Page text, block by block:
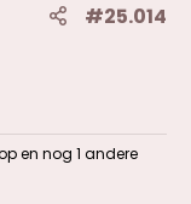
#25.014
en nog 1 andere